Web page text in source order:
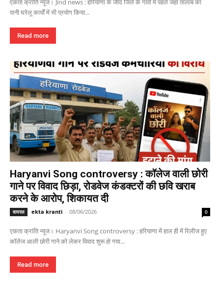
एकता क्रांति न्यूज। Jind news : हरियाणा के जींद जिले के गांवों में पहले जहां तालाब का
पानी घरेलू कार्यों में भी प्रयोग किया...
Read more
Haryanvi Song controversy : कॉलेज वाली छोरी
गाने पर विवाद छिड़ा, रोडवेज कंडक्टरों की छवि खराब
करने के आरोप, शिकायत दी
वायरल ekta kranti - 08/06/2026 0
एकता क्रांति न्यूज। Haryanvi Song controversy : हरियाणा में हाल ही में रिलीज हुए
कॉलेज आली छोरी गाने को लेकर विवाद शुरू हो गया...
Read more